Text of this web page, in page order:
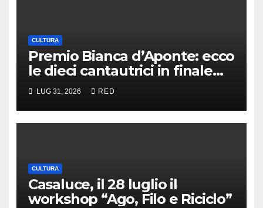
CULTURA
Premio Bianca d’Aponte: ecco
le dieci cantautrici in finale
quest’anno
LUG 31, 2026 RED
CULTURA
Casaluce, il 28 luglio il
workshop “Ago, Filo e Riciclo”